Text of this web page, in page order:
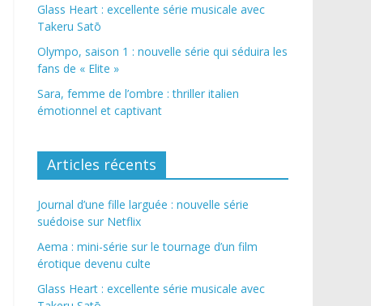
Glass Heart : excellente série musicale avec
Takeru Satō
Olympo, saison 1 : nouvelle série qui séduira les
fans de « Elite »
Sara, femme de l’ombre : thriller italien
émotionnel et captivant
Articles récents
Journal d’une fille larguée : nouvelle série
suédoise sur Netflix
Aema : mini-série sur le tournage d’un film
érotique devenu culte
Glass Heart : excellente série musicale avec